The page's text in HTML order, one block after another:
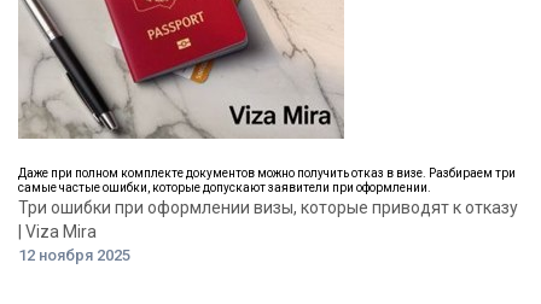
Даже при полном комплекте документов можно получить отказ в визе. Разбираем три
самые частые ошибки, которые допускают заявители при оформлении.
Три ошибки при оформлении визы, которые приводят к отказу
| Viza Mira
12 ноября 2025